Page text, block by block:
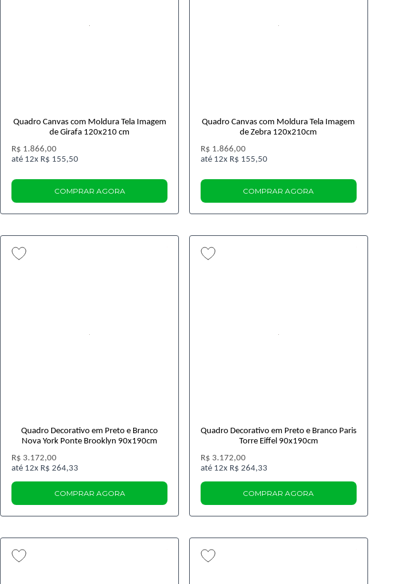
Quadro Canvas com Moldura Tela Imagem
de Girafa 120x210 cm
R$ 1.866,00
12x R$ 155,50
COMPRAR AGORA
Quadro Canvas com Moldura Tela Imagem
de Zebra 120x210cm
R$ 1.866,00
12x R$ 155,50
COMPRAR AGORA
Quadro Decorativo em Preto e Branco
Nova York Ponte Brooklyn 90x190cm
R$ 3.172,00
12x R$ 264,33
COMPRAR AGORA
Quadro Decorativo em Preto e Branco Paris
Torre Eiffel 90x190cm
R$ 3.172,00
12x R$ 264,33
COMPRAR AGORA